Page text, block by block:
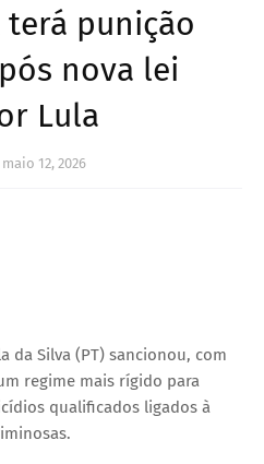
punição
nova lei
Lula
12, 2026
da Silva (PT) sancionou, com
regime mais rígido para
qualificados ligados à